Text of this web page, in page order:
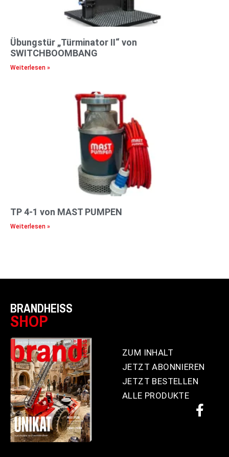
Übungstür „Türminator II“ von
SWITCHBOOMBANG
Weiterlesen »
TP 4-1 von MAST PUMPEN
Weiterlesen »
BRANDHEISS
SHOP
ZUM INHALT
JETZT ABONNIEREN
JETZT BESTELLEN
ALLE PRODUKTE